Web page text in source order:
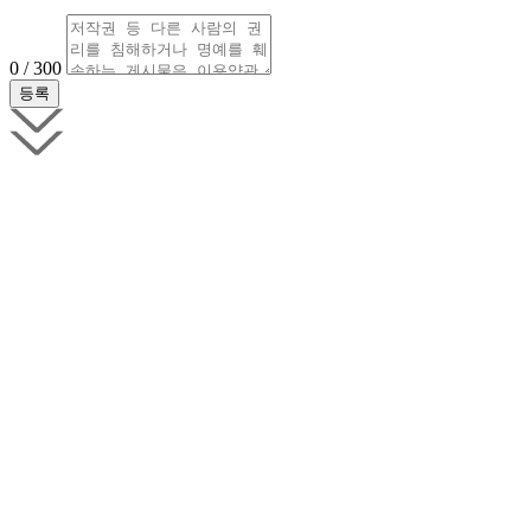
0 / 300